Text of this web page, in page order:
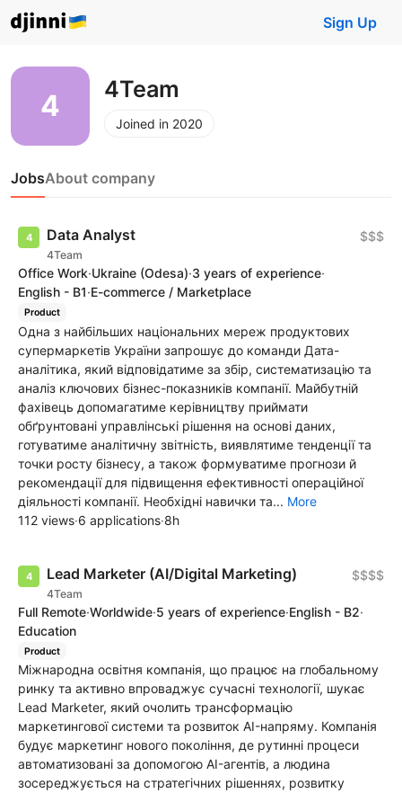
Sign Up
4Team
Joined in 2020
JobsAbout company
Data Analyst
4Team
$$$
Office Work·Ukraine (Odesa)·3 years of experience·
English - B1·E-commerce / Marketplace
Product
Одна з найбільших національних мереж продуктових
супермаркетів України запрошує до команди Дата-
аналітика, який відповідатиме за збір, систематизацію та
аналіз ключових бізнес-показників компанії. Майбутній
фахівець допомагатиме керівництву приймати
обґрунтовані управлінські рішення на основі даних,
готуватиме аналітичну звітність, виявлятиме тенденції та
точки росту бізнесу, а також формуватиме прогнози й
рекомендації для підвищення ефективності операційної
діяльності компанії. Необхідні навички та... More
112 views·6 applications·8h
Lead Marketer (AI/Digital Marketing)
4Team
$$$$
Full Remote·Worldwide·5 years of experience·English - B2·
Education
Product
Міжнародна освітня компанія, що працює на глобальному
ринку та активно впроваджує сучасні технології, шукає
Lead Marketer, який очолить трансформацію
маркетингової системи та розвиток AI-напряму. Компанія
будує маркетинг нового покоління, де рутинні процеси
автоматизовані за допомогою AI-агентів, а людина
зосереджується на стратегічних рішеннях, розвитку